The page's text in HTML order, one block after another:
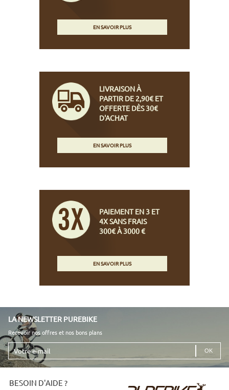
EN SAVOIR PLUS
LIVRAISON À
PARTIR DE 2,90€ ET
OFFERTE DÈS 30€
D'ACHAT
EN SAVOIR PLUS
PAIEMENT EN 3 ET
4X SANS FRAIS
300€ À 3000 €
EN SAVOIR PLUS
LA NEWSLETTER PUREBIKE
Recevoir nos offres et nos bons plans
Votre
e-
mail
BESOIN D'AIDE ?